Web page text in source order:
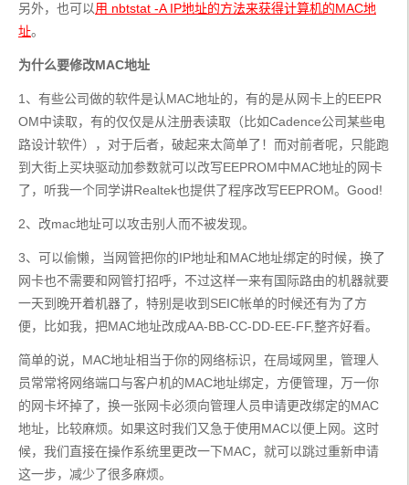
另外，也可以用 nbtstat -A IP地址的方法来获得计算机的MAC地
址。
为什么要修改MAC地址
1、有些公司做的软件是认MAC地址的，有的是从网卡上的EEPR
OM中读取，有的仅仅是从注册表读取（比如Cadence公司某些电
路设计软件），对于后者，破起来太简单了！而对前者呢，只能跑
到大街上买块驱动加参数就可以改写EEPROM中MAC地址的网卡
了，听我一个同学讲Realtek也提供了程序改写EEPROM。Good!
2、改mac地址可以攻击别人而不被发现。
3、可以偷懒，当网管把你的IP地址和MAC地址绑定的时候，换了
网卡也不需要和网管打招呼，不过这样一来有国际路由的机器就要
一天到晚开着机器了，特别是收到SEIC帐单的时候还有为了方
便，比如我，把MAC地址改成AA-BB-CC-DD-EE-FF,整齐好看。
简单的说，MAC地址相当于你的网络标识，在局域网里，管理人
员常常将网络端口与客户机的MAC地址绑定，方便管理，万一你
的网卡坏掉了，换一张网卡必须向管理人员申请更改绑定的MAC
地址，比较麻烦。如果这时我们又急于使用MAC以便上网。这时
候，我们直接在操作系统里更改一下MAC，就可以跳过重新申请
这一步，减少了很多麻烦。